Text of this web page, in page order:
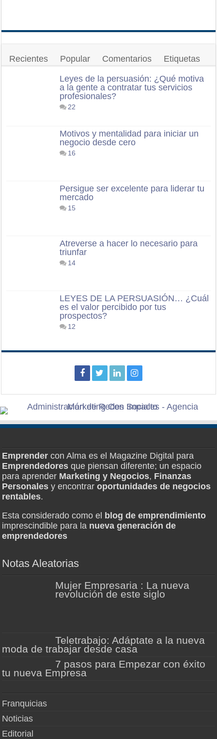
Recientes Popular Comentarios Etiquetas
Leyes de la persuasión: ¿Qué motiva
a la gente a contratar tus servicios
profesionales?
22
Motivos y mentalidad para iniciar un
negocio desde cero
16
Persigue ser excelente para liderar tu
mercado
15
Atreverse a hacer lo necesario para
triunfar
14
LEYES DE LA PERSUASIÓN… ¿Cuál
es el valor percibido por tus
prospectos?
12
Emprender con Alma es el Magazine Digital para
Emprendedores que piensan diferente; un espacio
para aprender Marketing y Negocios, Finanzas
Personales y encontraroportunidades de negocios
rentables.
Esta considerado como el blog de emprendimiento
imprescindible para la nueva generación de
emprendedores
Notas Aleatorias
Mujer Empresaria : La nueva
revolución de este siglo
Teletrabajo: Adáptate a la nueva
moda de trabajar desde casa
7 pasos para Empezar con éxito
tu nueva Empresa
Franquicias
Noticias
Editorial